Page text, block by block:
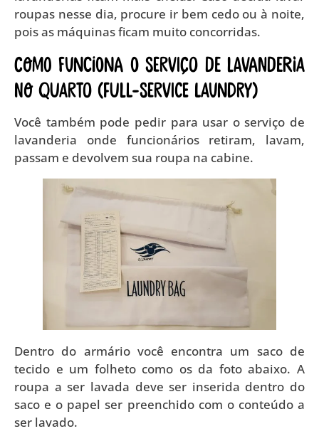
roupas nesse dia, procure ir bem cedo ou à noite,
pois as máquinas ficam muito concorridas.
Como funciona o serviço de lavanderia
no quarto (full-service laundry)
Você também pode pedir para usar o serviço de
lavanderia onde funcionários retiram, lavam,
passam e devolvem sua roupa na cabine.
Dentro do armário você encontra um saco de
tecido e um folheto como os da foto abaixo. A
roupa a ser lavada deve ser inserida dentro do
saco e o papel ser preenchido com o conteúdo a
ser lavado.